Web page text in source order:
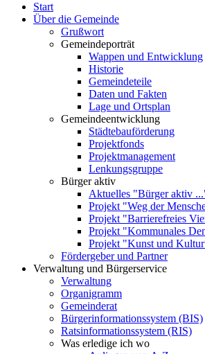
Start
Über die Gemeinde
Grußwort
Gemeindeporträt
Wappen und Entwicklung
Historie
Gemeindeteile
Daten und Fakten
Lage und Ortsplan
Gemeindeentwicklung
Städtebauförderung
Projektfonds
Projektmanagement
Lenkungsgruppe
Bürger aktiv
Aktuelles "Bürger aktiv
Projekt "Weg der
Projekt "Barrierefreies
Projekt "Kommunales
Projekt "Kunst und
Fördergeber und Partner
Verwaltung und Bürgerservice
Verwaltung
Organigramm
Gemeinderat
Bürgerinformationssystem (BIS)
Ratsinformationssystem (RIS)
Was erledige ich wo